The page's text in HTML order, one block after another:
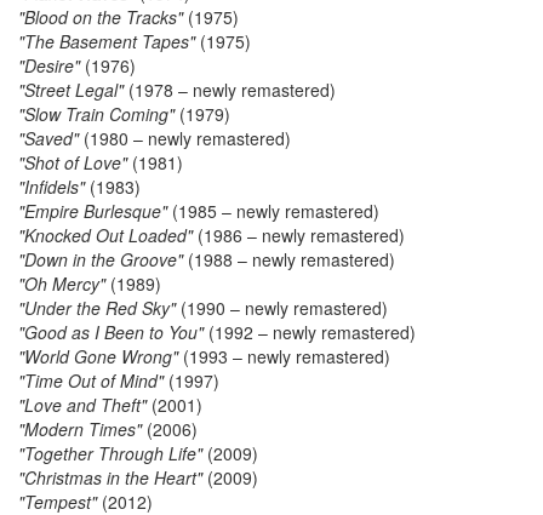
"Blood on the Tracks"(1975)
"The Basement Tapes"(1975)
"Desire"(1976)
"Street Legal"(1978 – newly remastered)
"Slow Train Coming"(1979)
"Saved"(1980 – newly remastered)
"Shot of Love"(1981)
"Infidels"(1983)
"Empire Burlesque"(1985 – newly remastered)
"Knocked Out Loaded"(1986 – newly remastered)
"Down in the Groove"(1988 – newly remastered)
"Oh Mercy"(1989)
"Under the Red Sky"(1990 – newly remastered)
"Good as I Been to You"(1992 – newly remastered)
"World Gone Wrong"(1993 – newly remastered)
"Time Out of Mind"(1997)
"Love and Theft"(2001)
"Modern Times"(2006)
"Together Through Life"(2009)
"Christmas in the Heart"(2009)
"Tempest"(2012)